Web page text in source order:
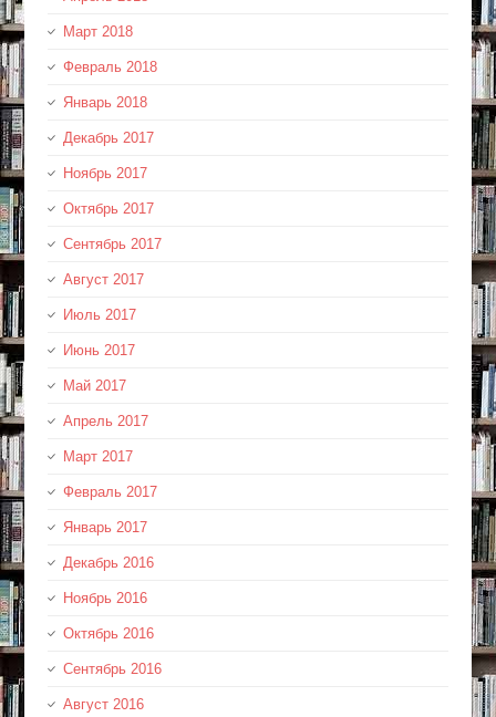
Март 2018
Февраль 2018
Январь 2018
Декабрь 2017
Ноябрь 2017
Октябрь 2017
Сентябрь 2017
Август 2017
Июль 2017
Июнь 2017
Май 2017
Апрель 2017
Март 2017
Февраль 2017
Январь 2017
Декабрь 2016
Ноябрь 2016
Октябрь 2016
Сентябрь 2016
Август 2016